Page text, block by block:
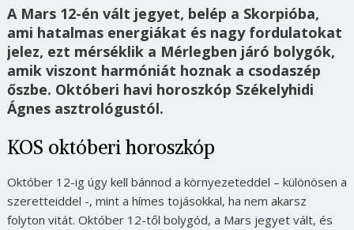
A Mars 12-én vált jegyet, belép a Skorpióba,
ami hatalmas energiákat és nagy fordulatokat
jelez, ezt mérséklik a Mérlegben járó bolygók,
amik viszont harmóniát hoznak a csodaszép
őszbe. Októberi havi horoszkóp Székelyhidi
Ágnes asztrológustól.
KOS októberi horoszkóp
Október 12-ig úgy kell bánnod a környezeteddel – különösen a
szeretteiddel -, mint a hímes tojásokkal, ha nem akarsz
folyton vitát. Október 12-től bolygód, a Mars jegyet vált, és